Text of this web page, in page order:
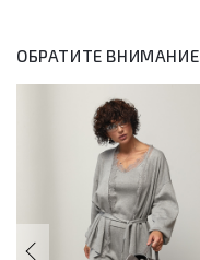
ОБРАТИТЕ ВНИМАНИЕ